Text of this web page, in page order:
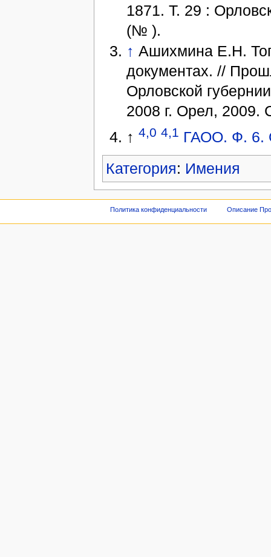
1871. Т. 29 :
(№ ).
↑ Ашихмина Е.Н.
документах. //
Орловской
2008 г. Орел, 2009.
↑4,0 4,1 ГАОО. Ф. 6.
Категория: Имения
Политика конфиденциальности Описание